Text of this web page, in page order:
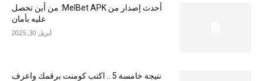
أحدث إصدار من MelBet APK: من أين تحصل
عليه بأمان
أبريل 30, 2025
نتيجة خامسة 5 .. اكتب كومنت برقمك واعرف